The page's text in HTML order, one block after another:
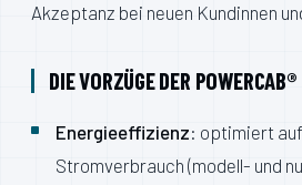
Akzeptanz bei neuen Kundinnen
DIE VORZÜGE DER POWERCAB®
Energieeffizienz: optimiert
Stromverbrauch (modell- und